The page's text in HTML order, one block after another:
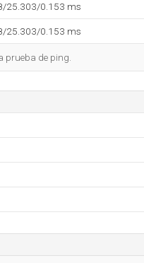
25.303/0.153 ms
25.303/0.153 ms
prueba de ping.